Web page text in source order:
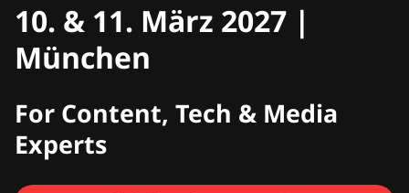
CMCX
10. & 11. März 2027 |
München
For Content, Tech & Media
Experts